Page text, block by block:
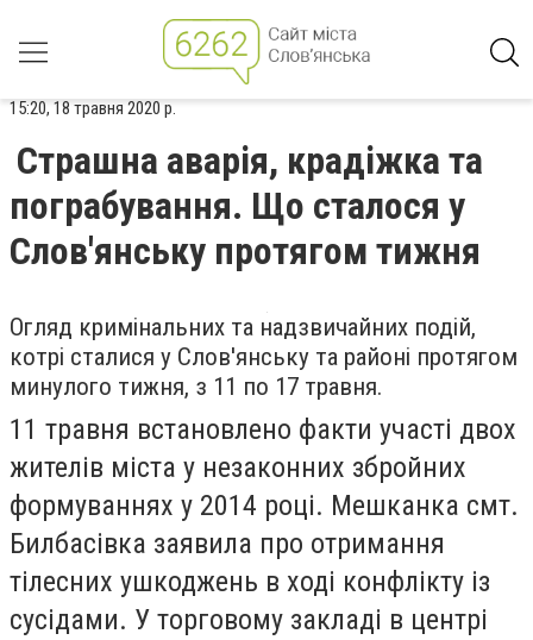
15:20, 18 травня 2020 р.
Страшна аварія, крадіжка та
пограбування. Що сталося у
Слов'янську протягом тижня
Огляд кримінальних та надзвичайних подій,
котрі сталися у Слов'янську та районі протягом
минулого тижня, з 11 по 17 травня.
11 травня встановлено факти участі двох
жителів міста у незаконних збройних
формуваннях у 2014 році. Мешканка смт.
Билбасівка заявила про отримання
тілесних ушкоджень в ході конфлікту із
сусідами. У торговому закладі в центрі